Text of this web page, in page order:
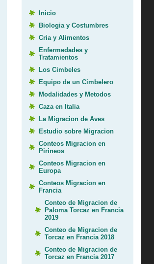
Inicio
Biologia y Costumbres
Cria y Alimentos
Enfermedades y
Tratamientos
Los Cimbeles
Equipo de un Cimbelero
Modalidades y Metodos
Caza en Italia
La Migracion de Aves
Estudio sobre Migracion
Conteos Migracion en
Pirineos
Conteos Migracion en
Europa
Conteos Migracion en
Francia
Conteo de Migracion de
Paloma Torcaz en Francia
2019
Conteo de Migracion de
Torcaz en Francia 2018
Conteo de Migracion de
Torcaz en Francia 2017